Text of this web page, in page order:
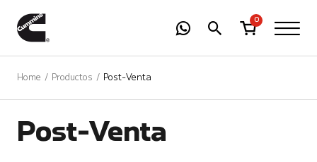
0
Home Productos Post-Venta
Post-Venta